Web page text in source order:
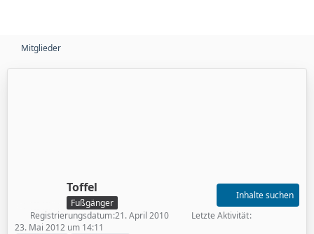
Mitglieder
Toffel
Fußgänger
Inhalte suchen
Registrierungsdatum 21. April 2010
Letzte Aktivität
23. Mai 2012 um 14:11